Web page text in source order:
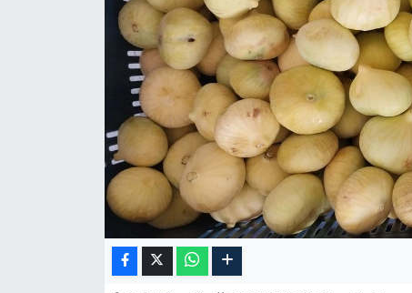
Burç Yorumları
Hava Durumu